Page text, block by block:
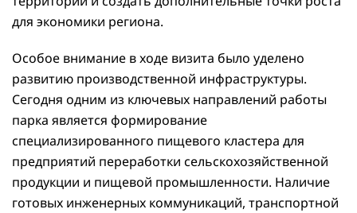
для экономики региона.
Особое внимание в ходе визита было уделено
развитию производственной инфраструктуры.
Сегодня одним из ключевых направлений работы
парка является формирование
специализированного пищевого кластера для
предприятий переработки сельскохозяйственной
продукции и пищевой промышленности. Наличие
готовых инженерных коммуникаций, транспортной